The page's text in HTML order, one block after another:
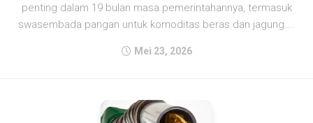
penting dalam 19 bulan masa pemerintahannya, termasuk
swasembada pangan untuk komoditas beras dan jagung....
Mei 23, 2026